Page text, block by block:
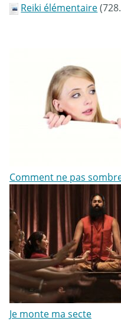
Reiki élémentaire
Comment ne pas
Je monte ma secte